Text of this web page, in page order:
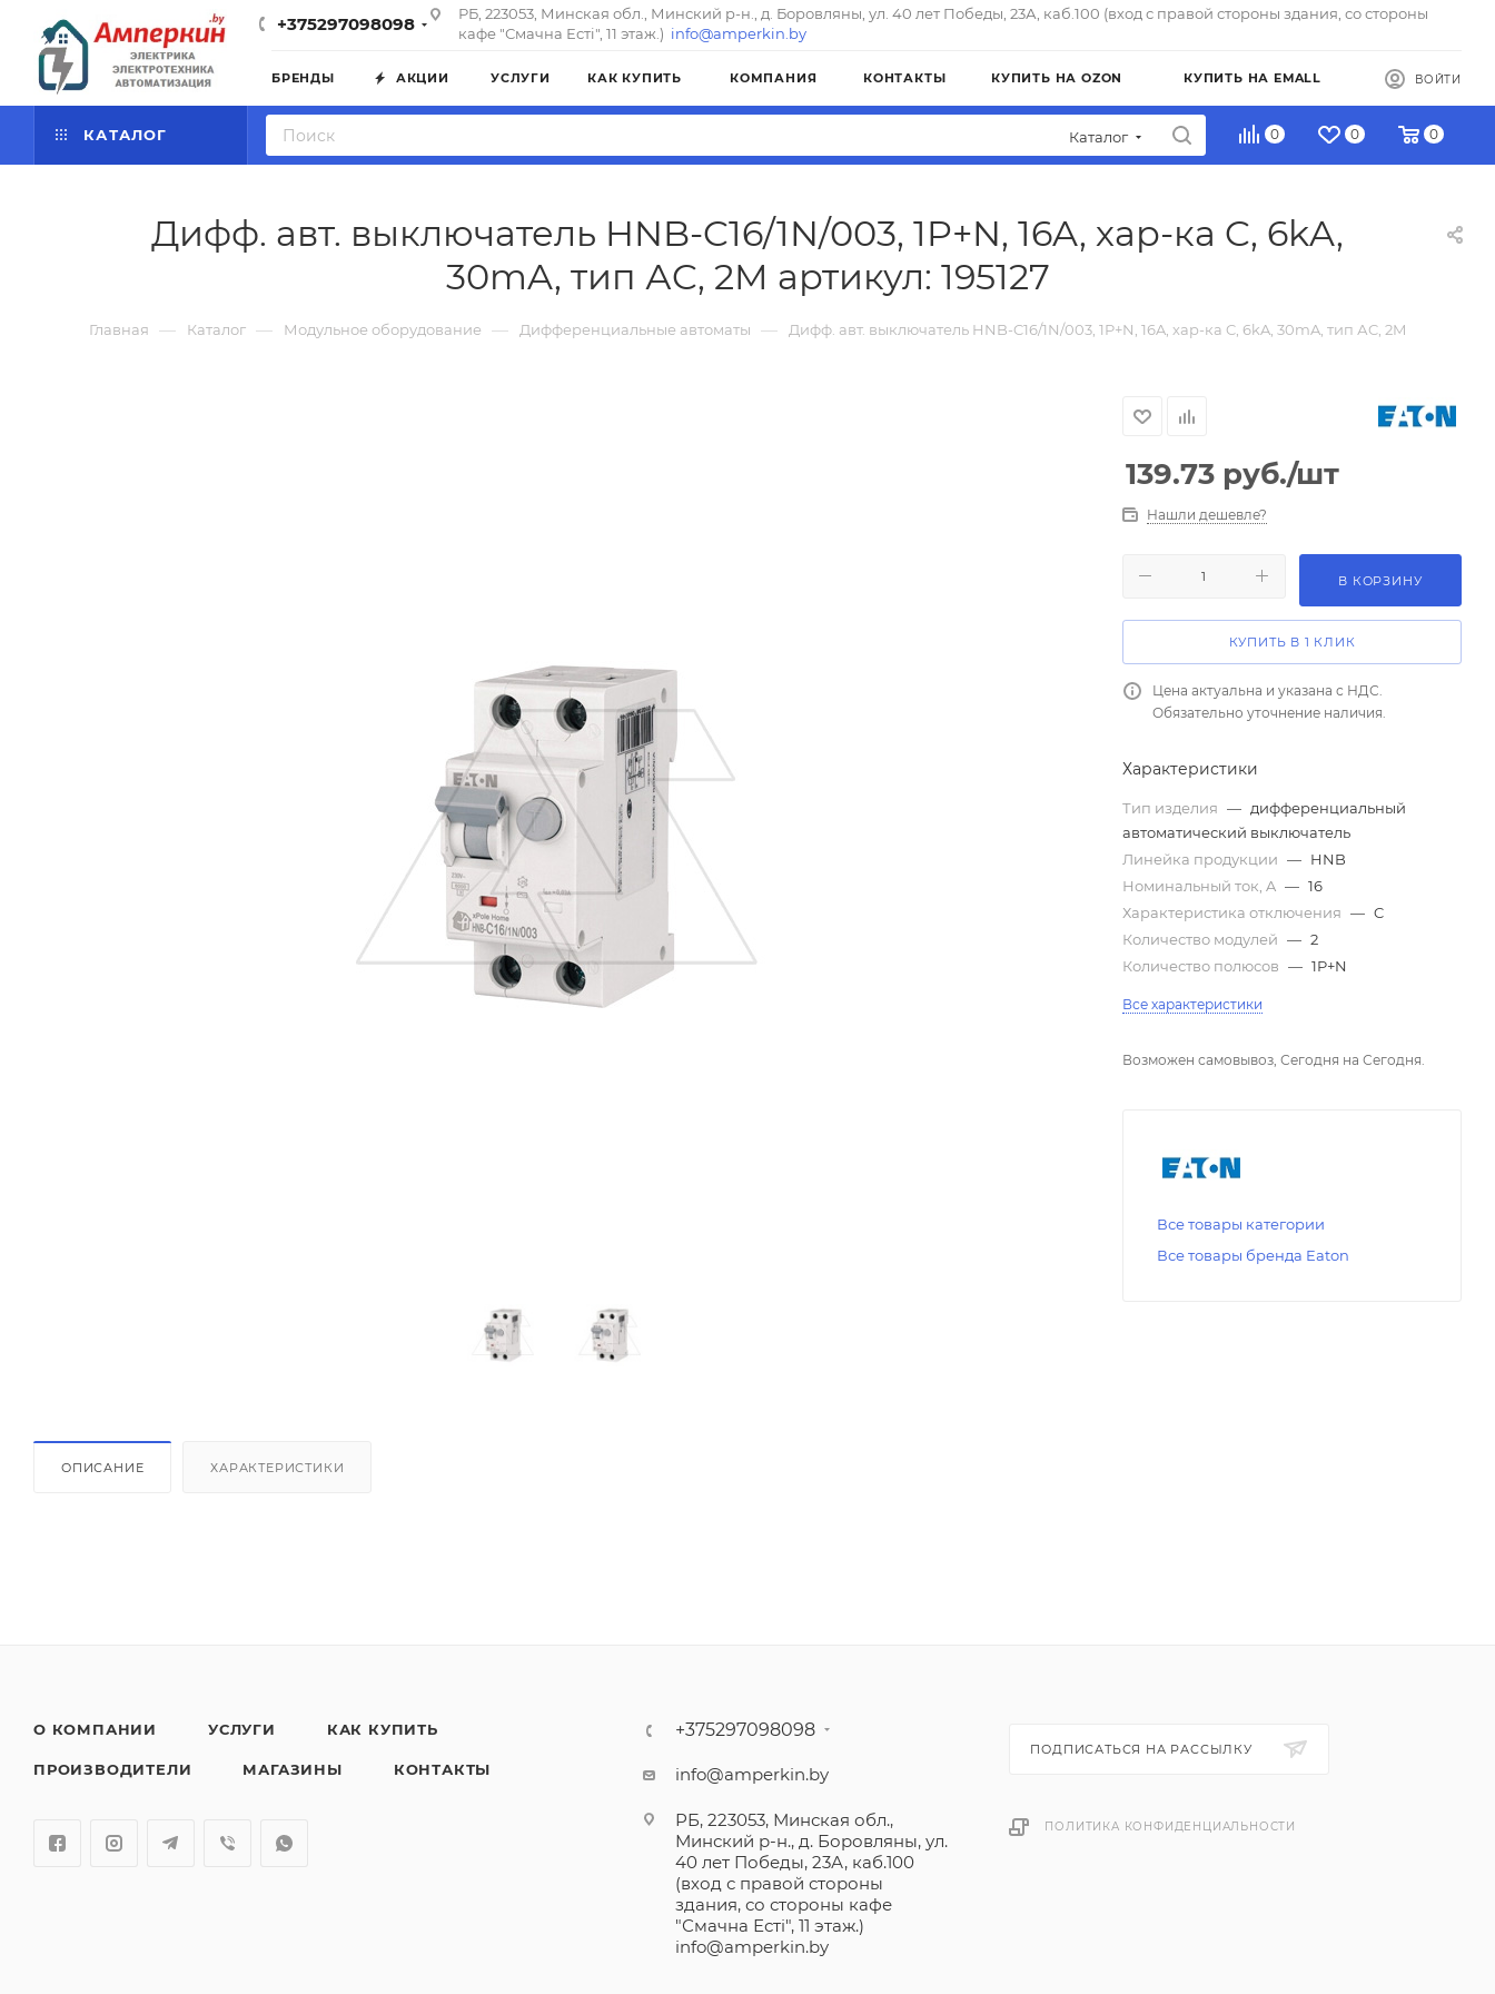
+375297098098
РБ, 223053, Минская обл., Минский р-н., д. Боровляны, ул. 40 лет Победы, 23А, каб.100 (вход с правой стороны здания, со стороны
кафе "Смачна Естi", 11 этаж.) info@amperkin.by
БРЕНДЫ АКЦИИ УСЛУГИ КАК КУПИТЬ КОМПАНИЯ КОНТАКТЫ КУПИТЬ НА OZON КУПИТЬ НА EMALL ВОЙТИ
КАТАЛОГ Каталог 0 0 0
Дифф. авт. выключатель HNB-C16/1N/003, 1P+N, 16A, хар-ка C, 6kA,
30mA, тип АC, 2M артикул: 195127
Главная — Каталог — Модульное оборудование — Дифференциальные автоматы — Дифф. авт. выключатель HNB-C16/1N/003, 1P+N, 16A, хар-ка C, 6kA, 30mA, тип АC, 2M
ОПИСАНИЕ ХАРАКТЕРИСТИКИ
139.73 руб./шт
Нашли дешевле?
В КОРЗИНУ
КУПИТЬ В 1 КЛИК
Цена актуальна и указана с НДС.
Обязательно уточнение наличия.
Характеристики
Тип изделия — дифференциальный
автоматический выключатель
Линейка продукции — HNB
Номинальный ток, A — 16
Характеристика отключения — C
Количество модулей — 2
Количество полюсов — 1P+N
Все характеристики
Возможен самовывоз, Сегодня на Сегодня.
Все товары категории
Все товары бренда Eaton
О КОМПАНИИ УСЛУГИ КАК КУПИТЬ
ПРОИЗВОДИТЕЛИ МАГАЗИНЫ КОНТАКТЫ
+375297098098
info@amperkin.by
РБ, 223053, Минская обл.,
Минский р-н., д. Боровляны, ул.
40 лет Победы, 23А, каб.100
(вход с правой стороны
здания, со стороны кафе
"Смачна Естi", 11 этаж.)
info@amperkin.by
ПОДПИСАТЬСЯ НА РАССЫЛКУ
ПОЛИТИКА КОНФИДЕНЦИАЛЬНОСТИ